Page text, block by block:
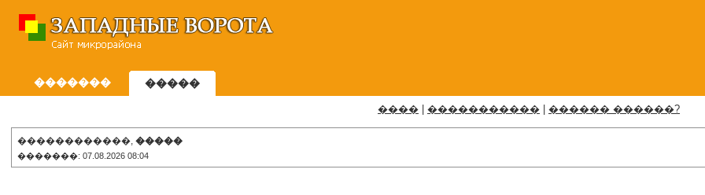
������� �����
���� ����������� ������ ������?
������������, �����
�������: 07.08.2026 08:04